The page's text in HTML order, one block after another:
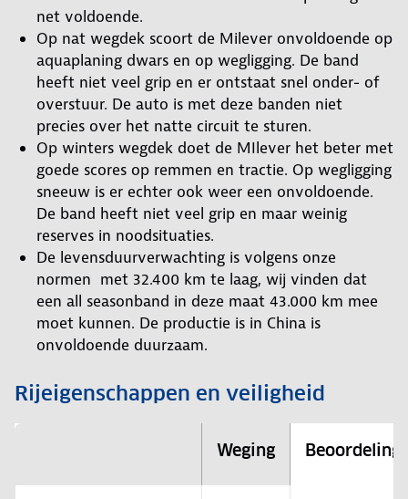
net voldoende.
Op nat wegdek scoort de Milever onvoldoende op
aquaplaning dwars en op wegligging. De band
heeft niet veel grip en er ontstaat snel onder- of
overstuur. De auto is met deze banden niet
precies over het natte circuit te sturen.
Op winters wegdek doet de MIlever het beter met
goede scores op remmen en tractie. Op wegligging
sneeuw is er echter ook weer een onvoldoende.
De band heeft niet veel grip en maar weinig
reserves in noodsituaties.
De levensduurverwachting is volgens onze
normen met 32.400 km te laag, wij vinden dat
een all seasonband in deze maat 43.000 km mee
moet kunnen. De productie is in China is
onvoldoende duurzaam.
Rijeigenschappen en veiligheid
Weging Beoordeling